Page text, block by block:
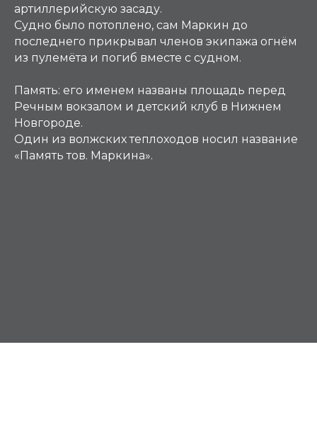
артиллерийскую засаду.
Судно было потоплено, сам Маркин до
последнего прикрывал членов экипажа огнём
из пулемёта и погиб вместе с судном.
Память: его именем названы площадь перед
Речным вокзалом и детский клуб в Нижнем
Новгороде.
Один из волжских теплоходов носил название
«Память тов. Маркина».